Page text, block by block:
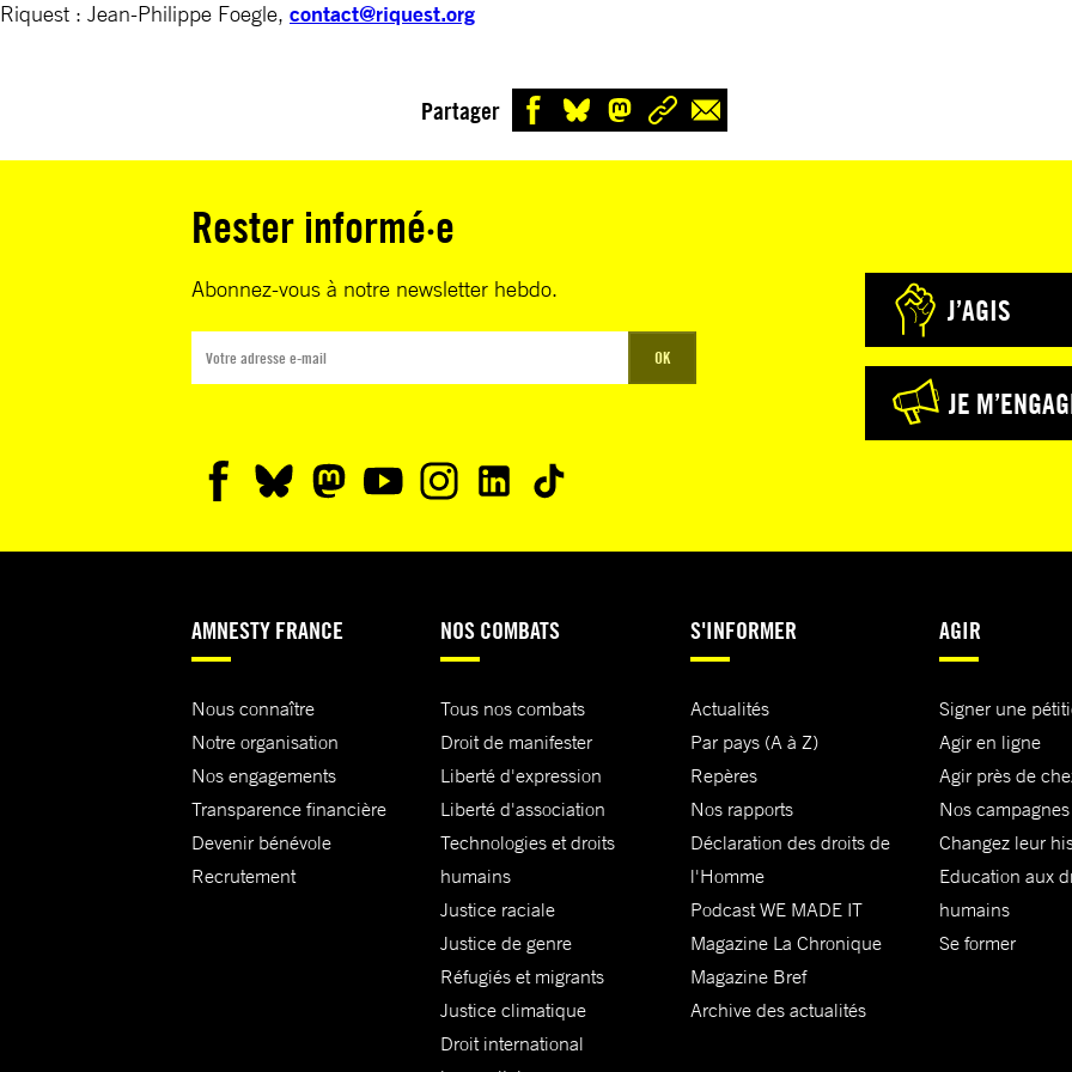
Riquest : Jean-Philippe Foegle, contact@riquest.org
Partager
Rester informé·e
Abonnez-vous à notre newsletter hebdo.
OK
J’AGIS
JE
AMNESTY FRANCE
Nous connaître
Notre organisation
Nos engagements
Transparence financière
Devenir bénévole
Recrutement
NOS COMBATS
Tous nos combats
Droit de manifester
Liberté d'expression
Liberté d'association
Technologies et droits
humains
Justice raciale
Justice de genre
Réfugiés et migrants
Justice climatique
Droit international
S'INFORMER
Actualités
Par pays (A à Z)
Repères
Nos rapports
Déclaration des droits de
l'Homme
Podcast WE MADE IT
Magazine La Chronique
Magazine Bref
Archive des actualités
AGIR
Signer une
Agir en ligne
Agir près de
Nos campagnes
Changez leur
Education aux
humains
Se former